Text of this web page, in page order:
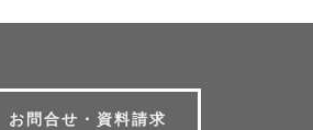
お問合せ・資料請求